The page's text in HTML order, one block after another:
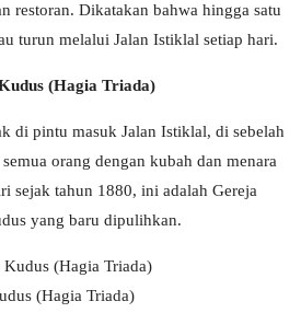
restoran. Dikatakan bahwa hingga satu
turun melalui Jalan Istiklal setiap hari.
(Hagia Triada)
di pintu masuk Jalan Istiklal, di sebelah
orang dengan kubah dan menara
sejak tahun 1880, ini adalah Gereja
yang baru dipulihkan.
(Hagia Triada)